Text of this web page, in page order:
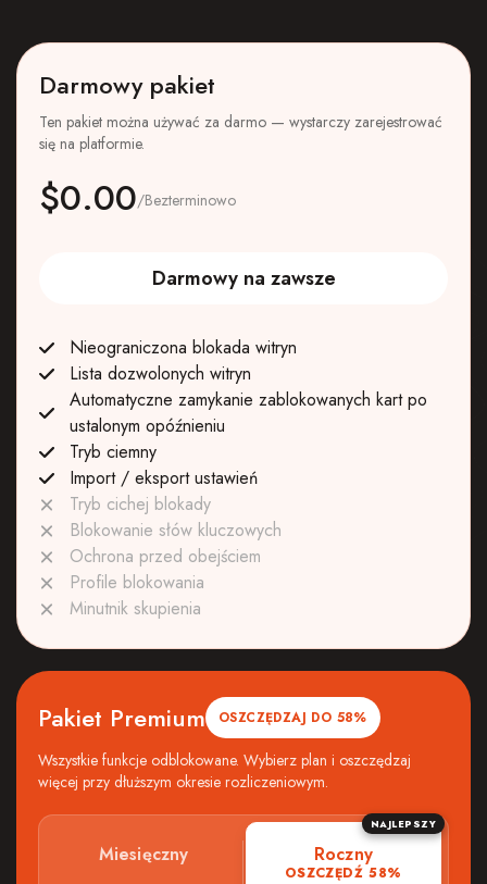
Darmowy pakiet
Ten pakiet można używać za darmo — wystarczy zarejestrować
się na platformie.
$0.00/Bezterminowo
Darmowy na zawsze
Nieograniczona blokada witryn
Lista dozwolonych witryn
Automatyczne zamykanie zablokowanych kart po
ustalonym opóźnieniu
Tryb ciemny
Import / eksport ustawień
Tryb cichej blokady
Blokowanie słów kluczowych
Ochrona przed obejściem
Profile blokowania
Minutnik skupienia
Pakiet Premium OSZCZĘDZAJ DO 58%
Wszystkie funkcje odblokowane. Wybierz plan i oszczędzaj
więcej przy dłuższym okresie rozliczeniowym.
Miesięczny
NAJLEPSZY
Roczny
OSZCZĘDŹ 58%